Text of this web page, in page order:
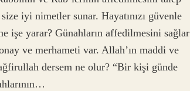
iyi nimetler sunar. Hayatınızı güvenle
işe yarar? Günahların affedilmesini sağlar
ve merhameti var. Allah’ın maddi ve
dersem ne olur? “Bir kişi günde